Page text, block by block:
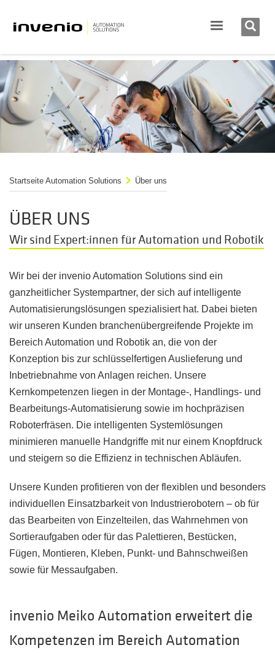
Startseite Automation Solutions Über uns
ÜBER UNS
Wir sind Expert:innen für Automation und Robotik
Wir bei der invenio Automation Solutions sind ein
ganzheitlicher Systempartner, der sich auf intelligente
Automatisierungslösungen spezialisiert hat. Dabei bieten
wir unseren Kunden branchenübergreifende Projekte im
Bereich Automation und Robotik an, die von der
Konzeption bis zur schlüsselfertigen Auslieferung und
Inbetriebnahme von Anlagen reichen. Unsere
Kernkompetenzen liegen in der Montage-, Handlings- und
Bearbeitungs-Automatisierung sowie im hochpräzisen
Roboterfräsen. Die intelligenten Systemlösungen
minimieren manuelle Handgriffe mit nur einem Knopfdruck
und steigern so die Effizienz in technischen Abläufen.
Unsere Kunden profitieren von der flexiblen und besonders
individuellen Einsatzbarkeit von Industrierobotern – ob für
das Bearbeiten von Einzelteilen, das Wahrnehmen von
Sortieraufgaben oder für das Palettieren, Bestücken,
Fügen, Montieren, Kleben, Punkt- und Bahnschweißen
sowie für Messaufgaben.
invenio Meiko Automation erweitert die
Kompetenzen im Bereich Automation